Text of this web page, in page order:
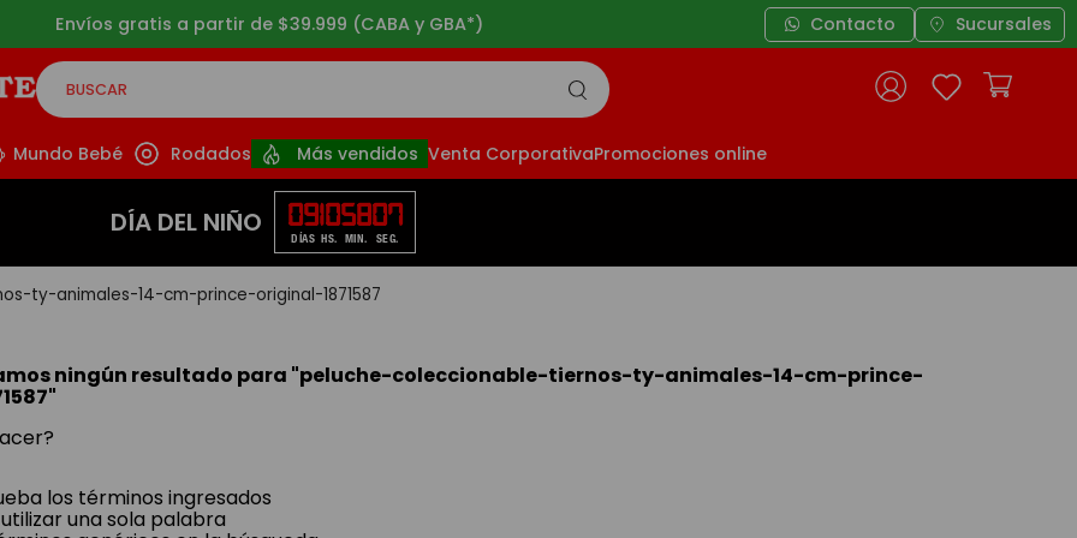
Envíos gratis a partir de $39.999 (CABA y GBA*) Contacto Sucursales
BUSCAR
Mundo Bebé Rodados Más vendidos Venta CorporativaPromociones online
DÍA DEL NIÑO 09
DÍAS
10
HS.
58
MIN.
07
SEG.
ty-animales-14-cm-prince-original-1871587
ningún resultado para "peluche-coleccionable-tiernos-ty-animales-14-cm-prince-
"
los términos ingresados
una sola palabra